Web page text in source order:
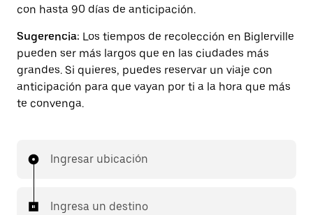
con hasta 90 días de anticipación.
Sugerencia: Los tiempos de recolección en Biglerville
pueden ser más largos que en las ciudades más
grandes. Si quieres, puedes reservar un viaje con
anticipación para que vayan por ti a la hora que más
te convenga.
Ingresar ubicación
Ingresa un destino